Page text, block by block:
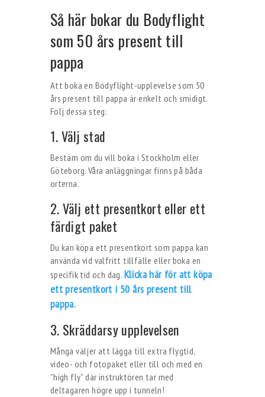
Så här bokar du Bodyflight
som 50 års present till
pappa
Att boka en Bodyflight-upplevelse som 50
års present till pappa är enkelt och smidigt.
Följ dessa steg:
1. Välj stad
Bestäm om du vill boka i Stockholm eller
Göteborg. Våra anläggningar finns på båda
orterna.
2. Välj ett presentkort eller ett
färdigt paket
Du kan köpa ett presentkort som pappa kan
använda vid valfritt tillfälle eller boka en
specifik tid och dag. Klicka här för att köpa
ett presentkort i 50 års present till
pappa.
3. Skräddarsy upplevelsen
Många väljer att lägga till extra flygtid,
video- och fotopaket eller till och med en
”high fly” där instruktören tar med
deltagaren högre upp i tunneln!